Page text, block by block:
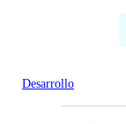
Desarrollo